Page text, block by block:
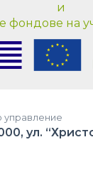
и
фондове на
управление
ул.